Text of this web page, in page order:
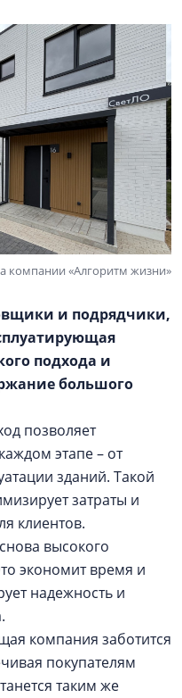
компании «Алгоритм жизни»
и подрядчики,
подхода и
большого
позволяет
этапе – от
зданий. Такой
затраты и
клиентов.
высокого
экономит время и
надежность и
компания заботится
покупателям
таким же